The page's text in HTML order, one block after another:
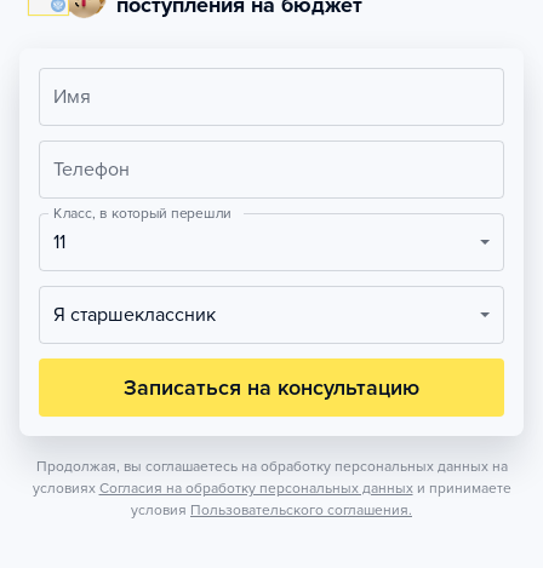
Имя
Телефон
Класс, в который перешли
11
Я старшеклассник
Записаться на консультацию
Продолжая, вы соглашаетесь на обработку персональных данных на
условиях Согласия на обработку персональных данных и принимаете
условия Пользовательского соглашения.